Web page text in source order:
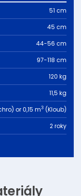
51 cm
45 cm
44-56 cm
97-118 cm
120 kg
11,5 kg
or 0,15 m3 (Kloub)
2 roky